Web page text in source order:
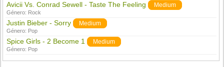
Avicii Vs. Conrad Sewell - Taste The Feeling Medium
Género: Rock
Justin Bieber - Sorry Medium
Género: Pop
Spice Girls - 2 Become 1 Medium
Género: Pop